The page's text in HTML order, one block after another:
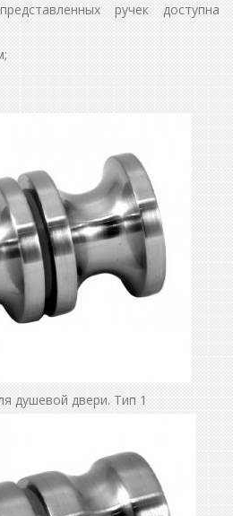
ручек доступна
душевой двери. Тип 1